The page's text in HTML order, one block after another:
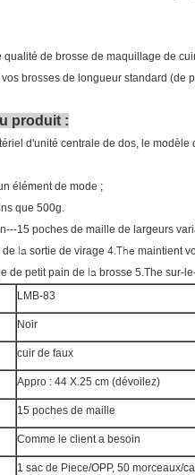
qualité de brosse de maquillage de
brosses de longueur standard (de
produit :
d'unité centrale de dos, le
élément de mode ;
que 500g.
15 poches de maille de largeurs
de la sortie de virage 4.The maintient
de petit pain de la brosse 5.The sur-
LMB-83
Noir
cuir de faux
Appro : 44 X.25 cm (dévoilez)
15 poches de maille
Comme le client a besoin
1 sac de Piece/OPP, 50 morceaux/